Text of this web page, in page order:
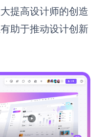
略与流程设计
成商业画布
提高设计师的创造
助于推动设计创新